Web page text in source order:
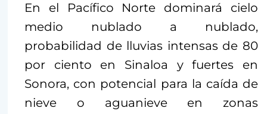
En el Pacífico Norte dominará cielo
medio nublado a nublado,
probabilidad de lluvias intensas de 80
por ciento en Sinaloa y fuertes en
Sonora, con potencial para la caída de
nieve o aguanieve en zonas